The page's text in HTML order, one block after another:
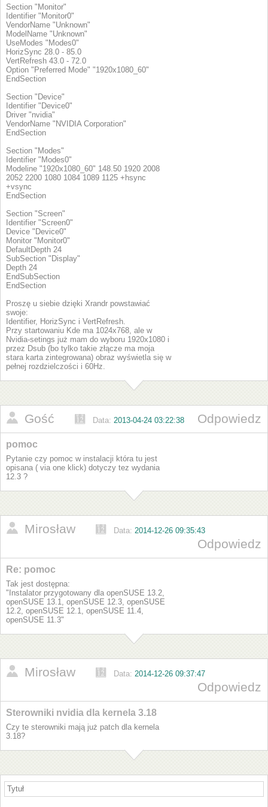
Section "Monitor"
Identifier "Monitor0"
VendorName "Unknown"
ModelName "Unknown"
UseModes "Modes0"
HorizSync 28.0 - 85.0
VertRefresh 43.0 - 72.0
Option "Preferred Mode" "1920x1080_60"
EndSection
Section "Device"
Identifier "Device0"
Driver "nvidia"
VendorName "NVIDIA Corporation"
EndSection
Section "Modes"
Identifier "Modes0"
Modeline "1920x1080_60" 148.50 1920 2008
2052 2200 1080 1084 1089 1125 +hsync
+vsync
EndSection
Section "Screen"
Identifier "Screen0"
Device "Device0"
Monitor "Monitor0"
DefaultDepth 24
SubSection "Display"
Depth 24
EndSubSection
EndSection
Proszę u siebie dzięki Xrandr powstawiać
swoje:
Identifier, HorizSync i VertRefresh.
Przy startowaniu Kde ma 1024x768, ale w
Nvidia-setings już mam do wyboru 1920x1080 i
przez Dsub (bo tylko takie złącze ma moja
stara karta zintegrowana) obraz wyświetla się w
pełnej rozdzielczości i 60Hz.
Gość Data: 2013-04-24 03:22:38 Odpowiedz
pomoc
Pytanie czy pomoc w instalacji która tu jest
opisana ( via one klick) dotyczy tez wydania
12.3 ?
Mirosław Data: 2014-12-26 09:35:43
Odpowiedz
Re: pomoc
Tak jest dostępna:
"Instalator przygotowany dla openSUSE 13.2,
openSUSE 13.1, openSUSE 12.3, openSUSE
12.2, openSUSE 12.1, openSUSE 11.4,
openSUSE 11.3"
Mirosław Data: 2014-12-26 09:37:47
Odpowiedz
Sterowniki nvidia dla kernela 3.18
Czy te sterowniki mają już patch dla kernela
3.18?